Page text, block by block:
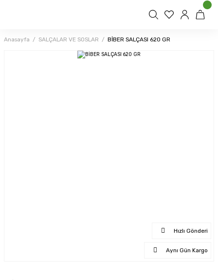
Anasayfa SALÇALAR VE SOSLAR BİBER SALÇASI 620 GR
Hızlı Gönderi
Aynı Gün Kargo